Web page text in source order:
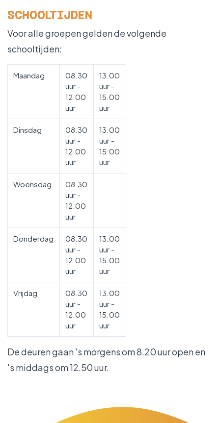
SCHOOLTIJDEN
Voor alle groepen gelden de volgende
schooltijden:
Maandag
08.30
uur -
12.00
uur
13.00
uur -
15.00
uur
Dinsdag
08.30
uur -
12.00
uur
13.00
uur -
15.00
uur
Woensdag
08.30
uur -
12.00
uur
Donderdag
08.30
uur -
12.00
uur
13.00
uur -
15.00
uur
Vrijdag
08.30
uur -
12.00
uur
13.00
uur -
15.00
uur
De deuren gaan 's morgens om 8.20 uur open en
's middags om 12.50 uur.